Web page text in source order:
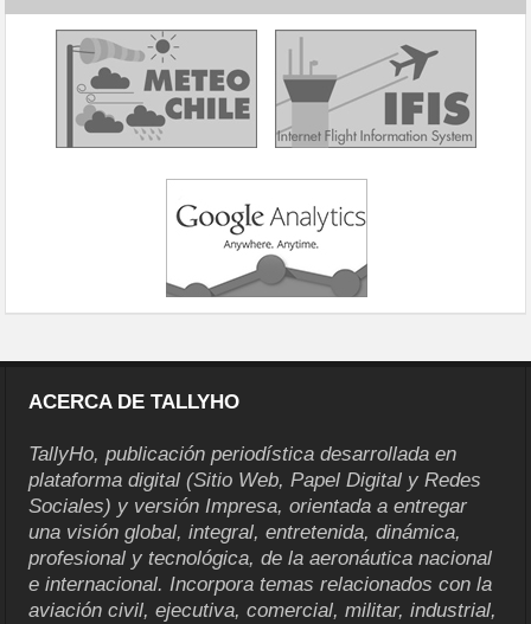
ACERCA DE TALLYHO
TallyHo, publicación periodística desarrollada en
plataforma digital (Sitio Web, Papel Digital y Redes
Sociales) y versión Impresa, orientada a entregar
una visión global, integral, entretenida, dinámica,
profesional y tecnológica, de la aeronáutica nacional
e internacional. Incorpora temas relacionados con la
aviación civil, ejecutiva, comercial, militar, industrial,